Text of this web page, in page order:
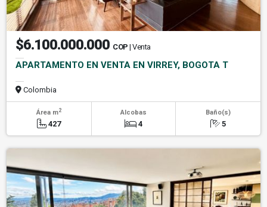
$6.100.000.000 COP | Venta
APARTAMENTO EN VENTA EN VIRREY, BOGOTA T
Colombia
Área m2
427
Alcobas
4
Baño(s)
5